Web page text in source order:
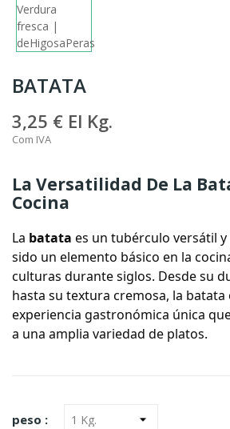
BATATA
3,25 € El Kg.
Com IVA
La Versatilidad De La
Cocina
La batata es un tubérculo versátil
sido un elemento básico en la
culturas durante siglos. Desde su
hasta su textura cremosa, la batata
experiencia gastronómica única
a una amplia variedad de platos.
peso :